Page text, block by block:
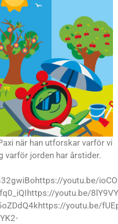
när han utforskar varför vi
varför jorden har årstider.
youtu.be/
youtu.be/
youtu.be/